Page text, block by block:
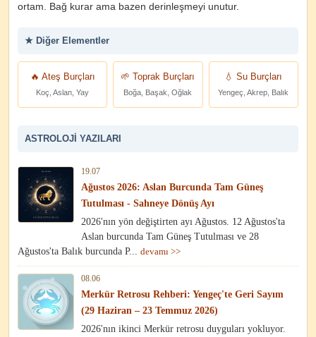
ortam. Bağ kurar ama bazen derinleşmeyi unutur.
★ Diğer Elementler
🔥 Ateş Burçları
Koç, Aslan, Yay
🌱 Toprak Burçları
Boğa, Başak, Oğlak
💧 Su Burçları
Yengeç, Akrep, Balık
ASTROLOJI YAZILARI
19.07
Ağustos 2026: Aslan Burcunda Tam Güneş
Tutulması - Sahneye Dönüş Ayı
2026'nın yön değiştirten ayı Ağustos. 12 Ağustos'ta
Aslan burcunda Tam Güneş Tutulması ve 28
Ağustos'ta Balık burcunda P... devamı >>
08.06
Merkür Retrosu Rehberi: Yengeç'te Geri Sayım
(29 Haziran – 23 Temmuz 2026)
2026'nın ikinci Merkür retrosu duyguları yokluyor.